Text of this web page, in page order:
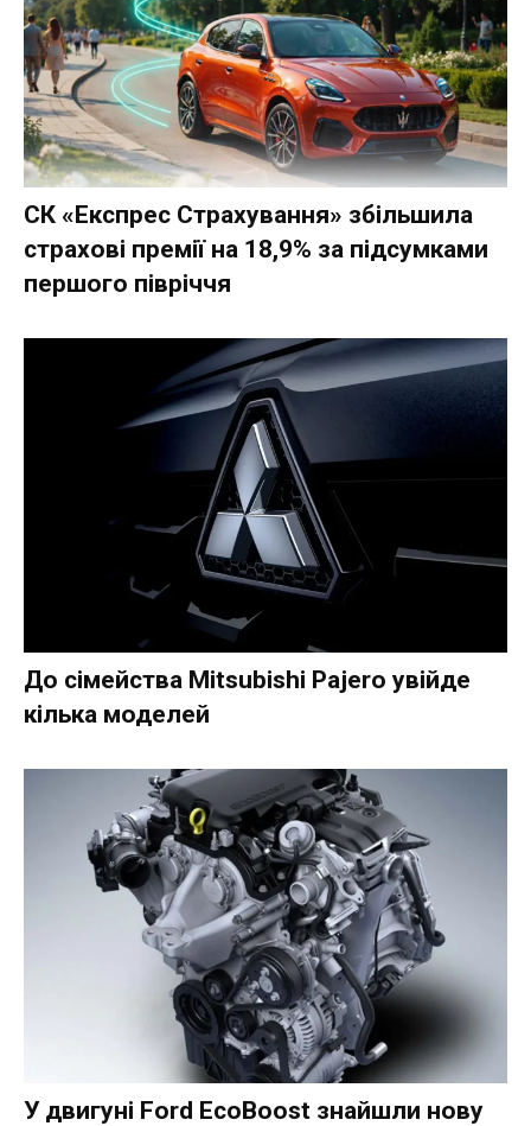
СК «Експрес Страхування» збільшила
страхові премії на 18,9% за підсумками
першого півріччя
До сімейства Mitsubishi Pajero увійде
кілька моделей
У двигуні Ford EcoBoost знайшли нову